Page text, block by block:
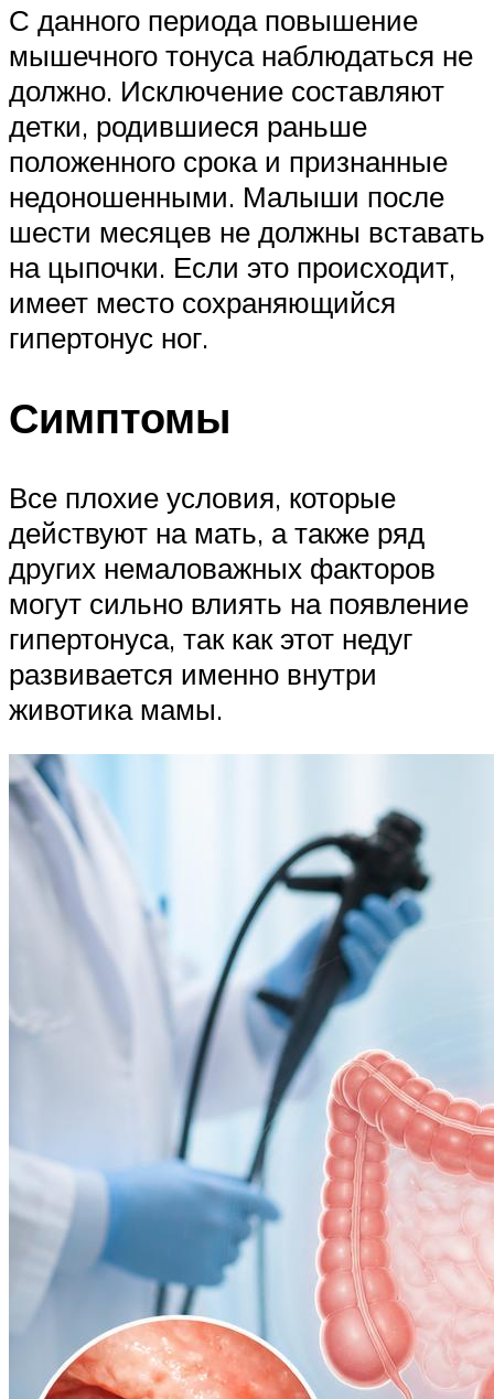
С данного периода повышение
мышечного тонуса наблюдаться не
должно. Исключение составляют
детки, родившиеся раньше
положенного срока и признанные
недоношенными. Малыши после
шести месяцев не должны вставать
на цыпочки. Если это происходит,
имеет место сохраняющийся
гипертонус ног.
Симптомы
Все плохие условия, которые
действуют на мать, а также ряд
других немаловажных факторов
могут сильно влиять на появление
гипертонуса, так как этот недуг
развивается именно внутри
животика мамы.